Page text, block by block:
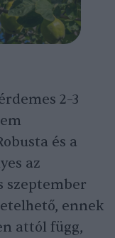
2–3
és a
az
szeptember
ennek
attól függ,